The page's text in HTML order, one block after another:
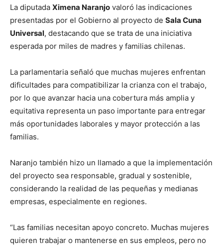
La diputada Ximena Naranjo valoró las indicaciones
presentadas por el Gobierno al proyecto de Sala Cuna
Universal, destacando que se trata de una iniciativa
esperada por miles de madres y familias chilenas.
La parlamentaria señaló que muchas mujeres enfrentan
dificultades para compatibilizar la crianza con el trabajo,
por lo que avanzar hacia una cobertura más amplia y
equitativa representa un paso importante para entregar
más oportunidades laborales y mayor protección a las
familias.
Naranjo también hizo un llamado a que la implementación
del proyecto sea responsable, gradual y sostenible,
considerando la realidad de las pequeñas y medianas
empresas, especialmente en regiones.
“Las familias necesitan apoyo concreto. Muchas mujeres
quieren trabajar o mantenerse en sus empleos, pero no